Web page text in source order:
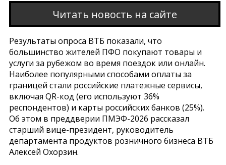
Читать новость на сайте
Результаты опроса ВТБ показали, что
большинство жителей ПФО покупают товары и
услуги за рубежом во время поездок или онлайн.
Наиболее популярными способами оплаты за
границей стали российские платежные сервисы,
включая QR-код (его используют 36%
респондентов) и карты российских банков (25%).
Об этом в преддверии ПМЭФ-2026 рассказал
старший вице-президент, руководитель
департамента продуктов розничного бизнеса ВТБ
Алексей Охорзин.